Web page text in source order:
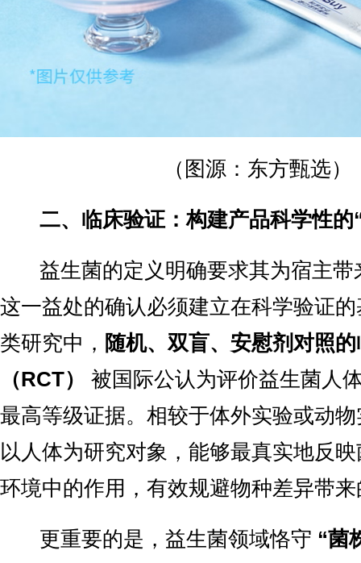
（图源：东方甄选）
二、临床验证：构建产品科学性的
益生菌的定义明确要求其为宿主带
这一益处的确认必须建立在科学验证
类研究中， 随机、双盲、安慰剂对照
（RCT）
被国际公认为评价益生菌人
最高等级证据。相较于体外实验或动
以人体为研究对象，能够最真实地反
环境中的作用，有效规避物种差异带
更重要的是，益生菌领域恪守 “菌